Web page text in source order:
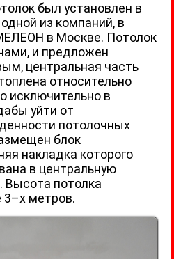
был установлен в
из компаний, в
в Москве. Потолок
и предложен
центральная часть
относительно
исключительно в
уйти от
потолочных
блок
накладка которого
в центральную
Высота потолка
3–х метров.